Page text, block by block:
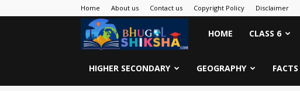
Home About us Contact us Copyright Policy Disclaimer
Bhugol
Shiksha
HOME CLASS 6
HIGHER SECONDARY GEOGRAPHY FACTS